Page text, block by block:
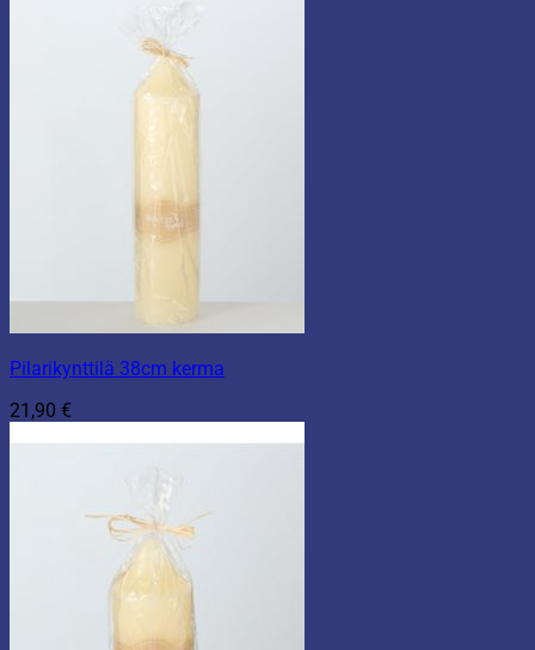
Pilarikynttilä 38cm kerma
21,90 €